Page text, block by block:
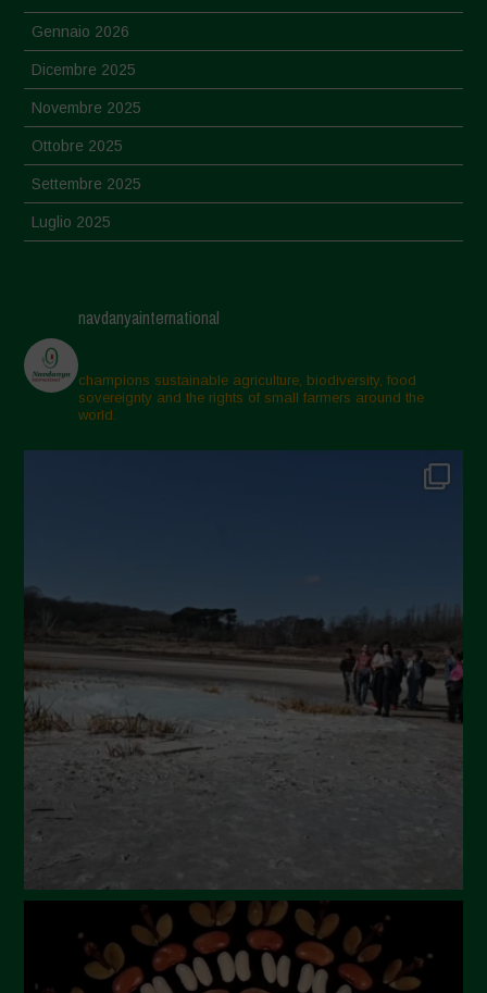
Gennaio 2026
Dicembre 2025
Novembre 2025
Ottobre 2025
Settembre 2025
Luglio 2025
Aprile 2025
Marzo 2025
Febbraio 2025
Gennaio 2025
Settembre 2024
Luglio 2024
Maggio 2024
Aprile 2024
Marzo 2024
Febbraio 2024
Ottobre 2023
Settembre 2023
navdanyainternational
champions sustainable agriculture, biodiversity, food
sovereignty and the rights of small farmers around the
world.